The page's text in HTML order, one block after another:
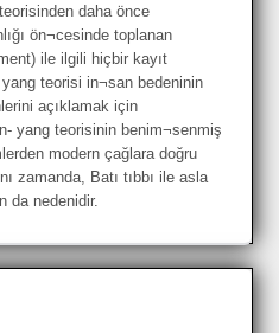
daha önce
ön¬cesinde toplanan
ile ilgili hiçbir kayıt
teorisi in¬san bedeninin
açıklamak için
yang teorisinin benim¬senmiş
modern çağlara doğru
zamanda, Batı tıbbı ile asla
da nedenidir.